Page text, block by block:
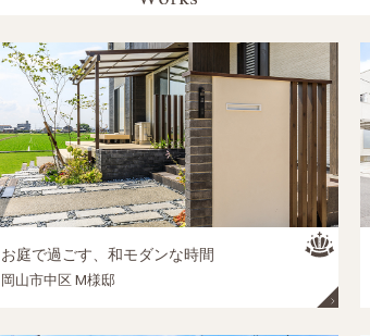
お庭で過ごす、和モダンな時間
岡山市中区 M様邸